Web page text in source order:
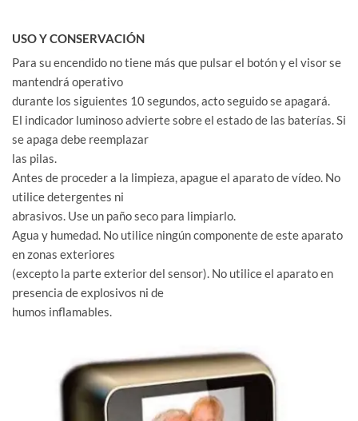
USO Y CONSERVACIÓN
Para su encendido no tiene más que pulsar el botón y el visor se
mantendrá operativo
durante los siguientes 10 segundos, acto seguido se apagará.
El indicador luminoso advierte sobre el estado de las baterías. Si
se apaga debe reemplazar
las pilas.
Antes de proceder a la limpieza, apague el aparato de vídeo. No
utilice detergentes ni
abrasivos. Use un paño seco para limpiarlo.
Agua y humedad. No utilice ningún componente de este aparato
en zonas exteriores
(excepto la parte exterior del sensor). No utilice el aparato en
presencia de explosivos ni de
humos inflamables.